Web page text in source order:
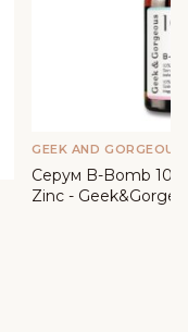
GEEK AND GORGEOUS
Серум B-Bomb
Zinc -